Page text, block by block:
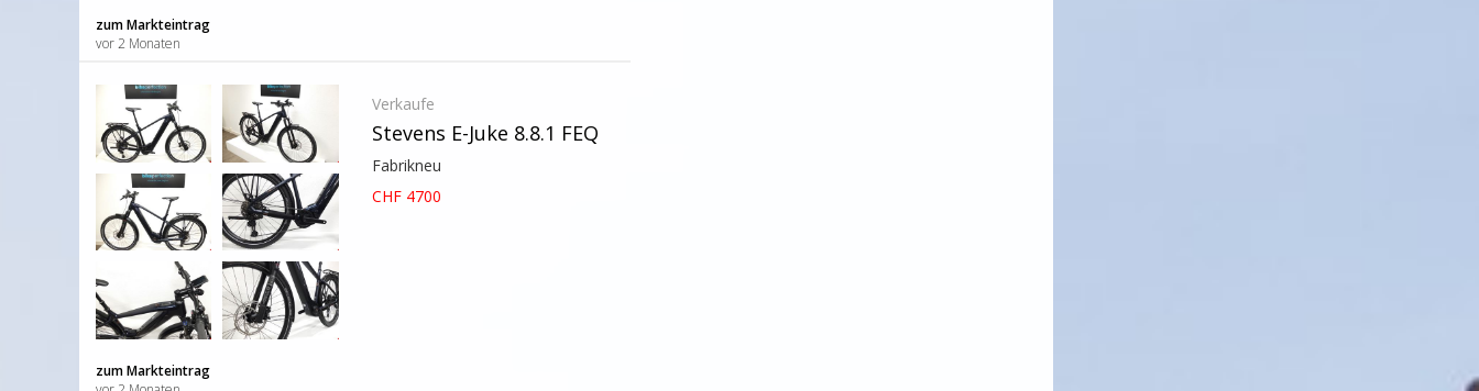
zum Markteintrag
vor 2 Monaten
Verkaufe
Stevens E-Juke 8.8.1 FEQ
Fabrikneu
CHF 4700
zum Markteintrag